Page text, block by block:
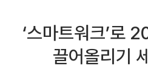
‘스마트워크’로
끌어올리기